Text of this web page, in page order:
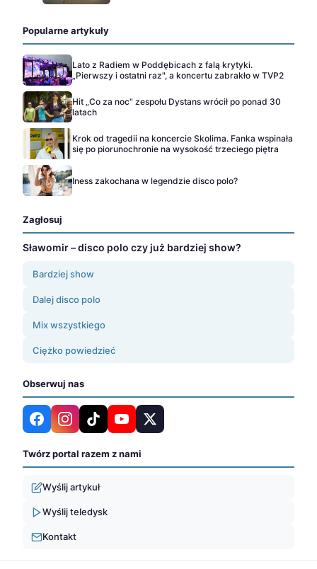
Popularne artykuły
Lato z Radiem w Poddębicach z falą krytyki.
„Pierwszy i ostatni raz", a koncertu zabrakło w TVP2
Hit „Co za noc" zespołu Dystans wrócił po ponad 30
latach
Krok od tragedii na koncercie Skolima. Fanka wspinała
się po piorunochronie na wysokość trzeciego piętra
Iness zakochana w legendzie disco polo?
Zagłosuj
Sławomir – disco polo czy już bardziej show?
Bardziej show
Dalej disco polo
Mix wszystkiego
Ciężko powiedzieć
Obserwuj nas
Twórz portal razem z nami
Wyślij artykuł
Wyślij teledysk
Kontakt